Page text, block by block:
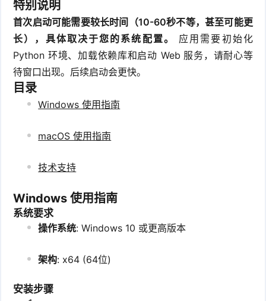
特别说明
首次启动可能需要较长时间（10-60秒不等，甚至可能更
长），具体取决于您的系统配置。
应用需要初始化
Python 环境、加载依赖库和启动 Web 服务，请耐心等
待窗口出现。后续启动会更快。
目录
Windows 使用指南
macOS 使用指南
技术支持
Windows 使用指南
系统要求
操作系统: Windows 10 或更高版本
架构: x64 (64位)
安装步骤